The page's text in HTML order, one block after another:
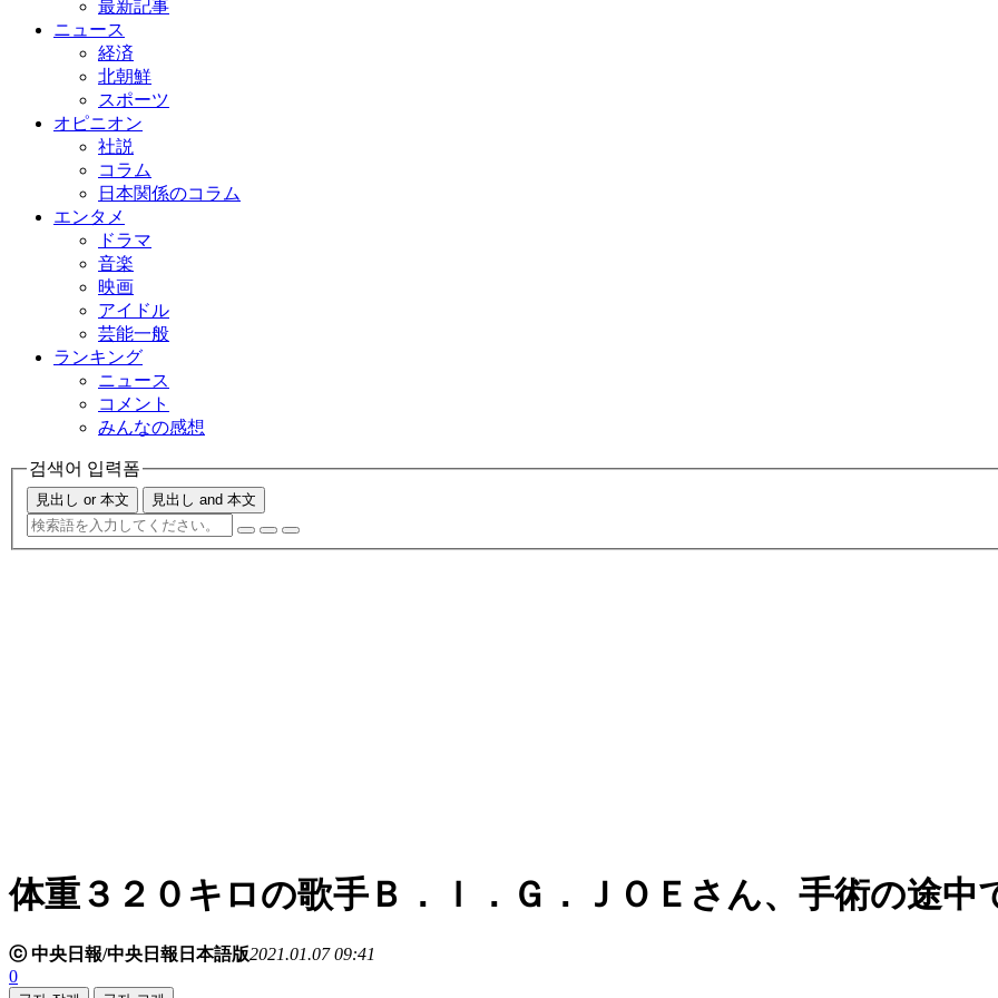
最新記事
ニュース
経済
北朝鮮
スポーツ
オピニオン
社説
コラム
日本関係のコラム
エンタメ
ドラマ
音楽
映画
アイドル
芸能一般
ランキング
ニュース
コメント
みんなの感想
검색어 입력폼
見出し or 本文 見出し and 本文
体重３２０キロの歌手Ｂ．Ｉ．Ｇ．ＪＯＥさん、手術の途中
ⓒ 中央日報/中央日報日本語版2021.01.07 09:41
0